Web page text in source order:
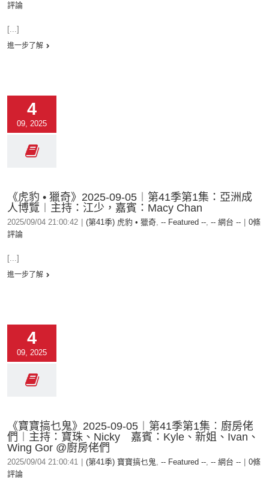
評論
[...]
進一步了解
4
09, 2025
《虎豹 • 獵奇》2025-09-05︱第41季第1集：亞洲成
人博覽︱主持：江少，嘉賓：Macy Chan
2025/09/04 21:00:42 (第41季) 虎豹 • 獵奇, -- Featured --, -- 網台 --
0條
評論
[...]
進一步了解
4
09, 2025
《寶寶搞乜鬼》2025-09-05︱第41季第1集︰廚房佬
們︱主持：寶珠、Nicky 嘉賓：Kyle、新姐、Ivan、
Wing Gor @廚房佬們
2025/09/04 21:00:41 (第41季) 寶寶搞乜鬼, -- Featured --, -- 網台 --
0條
評論